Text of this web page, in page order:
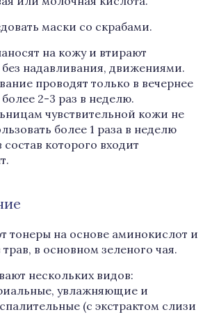
маски со скрабами.
на кожу и втирают
надавливания, движениями.
проводят только в вечернее
2-3 раз в неделю.
чувствительной кожи не
более 1 раза в неделю
состав которого входит
тонеры на основе аминокислот и
трав, в основном зеленого чая.
нескольких видов:
увлажняющие и
(с экстрактом слизи